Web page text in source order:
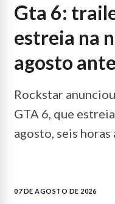
gta 6: trailer estendido
estreia na
agosto
Rockstar
GTA 6, que
agosto, seis horas
07 DE AGOSTO DE 2026